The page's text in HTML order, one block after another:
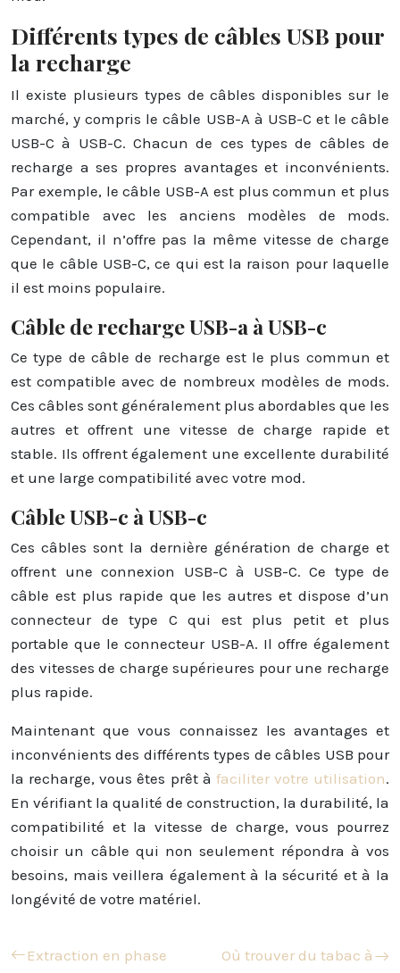
Différents types de câbles USB pour
la recharge
Il existe plusieurs types de câbles disponibles sur le
marché, y compris le câble USB-A à USB-C et le câble
USB-C à USB-C. Chacun de ces types de câbles de
recharge a ses propres avantages et inconvénients.
Par exemple, le câble USB-A est plus commun et plus
compatible avec les anciens modèles de mods.
Cependant, il n’offre pas la même vitesse de charge
que le câble USB-C, ce qui est la raison pour laquelle
il est moins populaire.
Câble de recharge USB-a à USB-c
Ce type de câble de recharge est le plus commun et
est compatible avec de nombreux modèles de mods.
Ces câbles sont généralement plus abordables que les
autres et offrent une vitesse de charge rapide et
stable. Ils offrent également une excellente durabilité
et une large compatibilité avec votre mod.
Câble USB-c à USB-c
Ces câbles sont la dernière génération de charge et
offrent une connexion USB-C à USB-C. Ce type de
câble est plus rapide que les autres et dispose d’un
connecteur de type C qui est plus petit et plus
portable que le connecteur USB-A. Il offre également
des vitesses de charge supérieures pour une recharge
plus rapide.
Maintenant que vous connaissez les avantages et
inconvénients des différents types de câbles USB pour
la recharge, vous êtes prêt à faciliter votre utilisation.
En vérifiant la qualité de construction, la durabilité, la
compatibilité et la vitesse de charge, vous pourrez
choisir un câble qui non seulement répondra à vos
besoins, mais veillera également à la sécurité et à la
longévité de votre matériel.
Extraction en phase
Où trouver du tabac à